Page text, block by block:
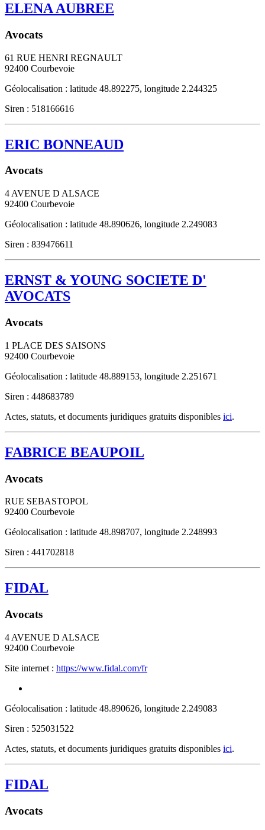
ELENA AUBREE
Avocats
61 RUE HENRI REGNAULT
92400 Courbevoie
Géolocalisation : latitude 48.892275, longitude 2.244325
Siren : 518166616
ERIC BONNEAUD
Avocats
4 AVENUE D ALSACE
92400 Courbevoie
Géolocalisation : latitude 48.890626, longitude 2.249083
Siren : 839476611
ERNST & YOUNG SOCIETE D'
AVOCATS
Avocats
1 PLACE DES SAISONS
92400 Courbevoie
Géolocalisation : latitude 48.889153, longitude 2.251671
Siren : 448683789
Actes, statuts, et documents juridiques gratuits disponibles ici.
FABRICE BEAUPOIL
Avocats
RUE SEBASTOPOL
92400 Courbevoie
Géolocalisation : latitude 48.898707, longitude 2.248993
Siren : 441702818
FIDAL
Avocats
4 AVENUE D ALSACE
92400 Courbevoie
Site internet : https://www.fidal.com/fr
Géolocalisation : latitude 48.890626, longitude 2.249083
Siren : 525031522
Actes, statuts, et documents juridiques gratuits disponibles ici.
FIDAL
Avocats